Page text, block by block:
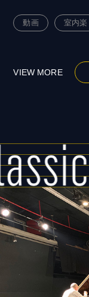
動画 室内楽
VIEW MORE